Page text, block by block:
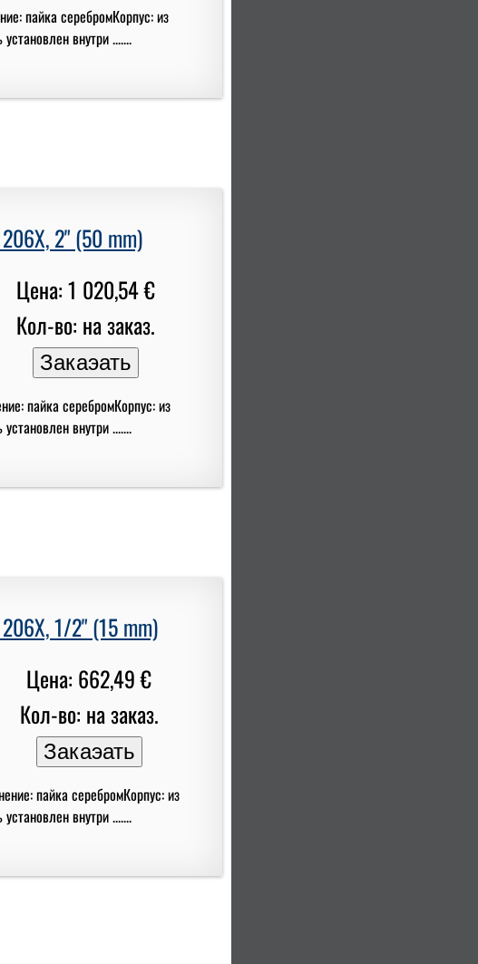
пайка серебромКорпус: из
внутри .......
2" (50 mm)
Цена: 1 020,54 €
Кол-во: на заказ.
пайка серебромКорпус: из
внутри .......
1/2" (15 mm)
Цена: 662,49 €
Кол-во: на заказ.
пайка серебромКорпус: из
внутри .......